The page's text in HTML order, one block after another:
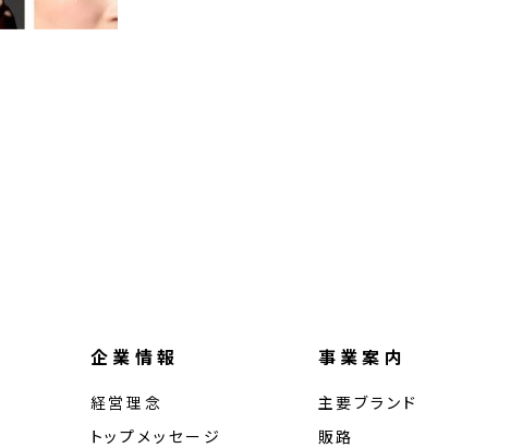
企業情報
経営理念
トップメッセージ
事業案内
主要ブランド
販路